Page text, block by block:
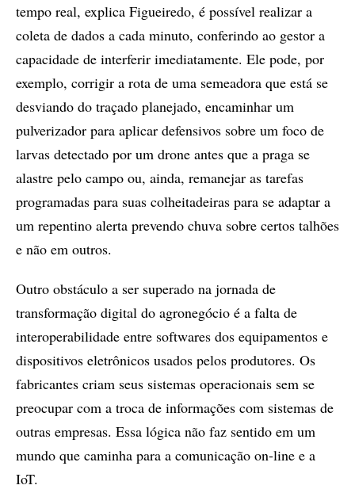
tempo real, explica Figueiredo, é possível realizar a
coleta de dados a cada minuto, conferindo ao gestor a
capacidade de interferir imediatamente. Ele pode, por
exemplo, corrigir a rota de uma semeadora que está se
desviando do traçado planejado, encaminhar um
pulverizador para aplicar defensivos sobre um foco de
larvas detectado por um drone antes que a praga se
alastre pelo campo ou, ainda, remanejar as tarefas
programadas para suas colheitadeiras para se adaptar a
um repentino alerta prevendo chuva sobre certos talhões
e não em outros.
Outro obstáculo a ser superado na jornada de
transformação digital do agronegócio é a falta de
interoperabilidade entre softwares dos equipamentos e
dispositivos eletrônicos usados pelos produtores. Os
fabricantes criam seus sistemas operacionais sem se
preocupar com a troca de informações com sistemas de
outras empresas. Essa lógica não faz sentido em um
mundo que caminha para a comunicação on-line e a
IoT.